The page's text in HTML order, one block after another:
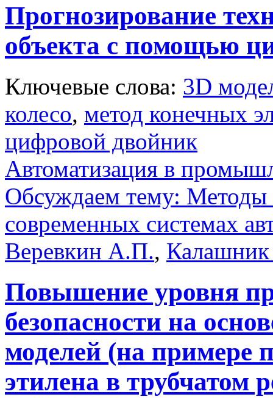
Прогнозирование
объекта с помощью
Ключевые слова: 3D
колесо, метод конечных
цифровой двойник
Автоматизация в
Обсуждаем тему:
современных системах
Веревкин А.П.,
Повышение уровня
безопасности на
моделей (на примере
этилена в трубчатом